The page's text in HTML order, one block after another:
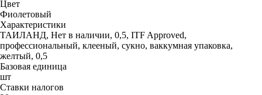
Цвет
Фиолетовый
Характеристики
ТАИЛАНД, Нет в наличии, 0,5, ITF Approved,
профессиональный, клееный, сукно, ваккумная упаковка,
желтый, 0,5
Базовая единица
шт
Ставки налогов